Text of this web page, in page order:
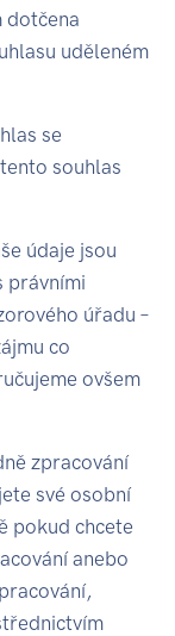
dotčena
uděleném
se
souhlas
údaje jsou
právními
úřadu –
co
ovšem
zpracování
své osobní
pokud chcete
anebo